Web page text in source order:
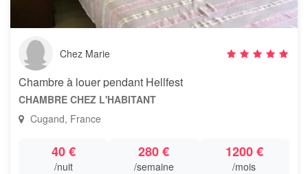
Chez Marie
Chambre à louer pendant Hellfest
CHAMBRE CHEZ L'HABITANT
Cugand, France
40 €
/nuit
280 €
/semaine
1200 €
/mois